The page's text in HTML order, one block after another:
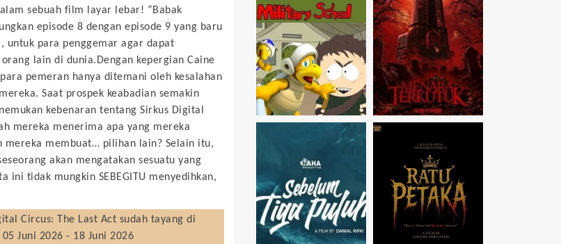
sebuah film layar lebar! “Babak
episode 8 dengan episode 9 yang baru
untuk para penggemar agar dapat
lain di dunia.Dengan kepergian Caine
pemeran hanya ditemani oleh kesalahan
Saat prospek keabadian semakin
kebenaran tentang Sirkus Digital
mereka menerima apa yang mereka
mereka membuat… pilihan lain? Selain itu,
akan mengatakan sesuatu yang
ini tidak mungkin SEBEGITU menyedihkan,
Circus: The Last Act sudah tayang di
Juni 2026 - 18 Juni 2026